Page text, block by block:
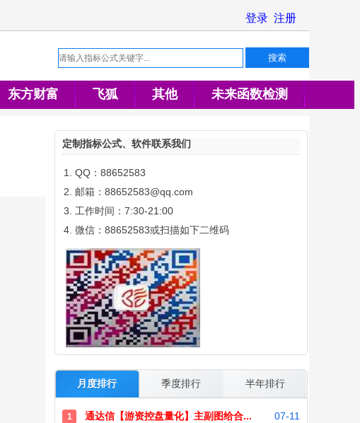
东方财富 飞狐 其他 未来函数检测
定制指标公式、软件联系我们
QQ：88652583
邮箱：88652583@qq.com
工作时间：7:30-21:00
微信：88652583或扫描如下二维码
月度排行 季度排行 半年排行
1 通达信【游资控盘量化】主副图给合... 07-11